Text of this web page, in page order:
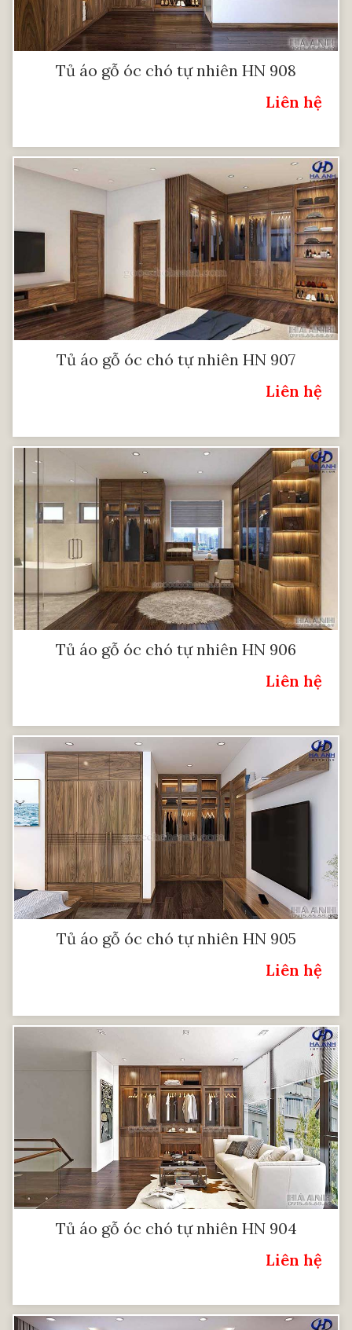
Tủ áo gỗ óc chó tự nhiên HN 908
Liên hệ
Tủ áo gỗ óc chó tự nhiên HN 907
Liên hệ
Tủ áo gỗ óc chó tự nhiên HN 906
Liên hệ
Tủ áo gỗ óc chó tự nhiên HN 905
Liên hệ
Tủ áo gỗ óc chó tự nhiên HN 904
Liên hệ